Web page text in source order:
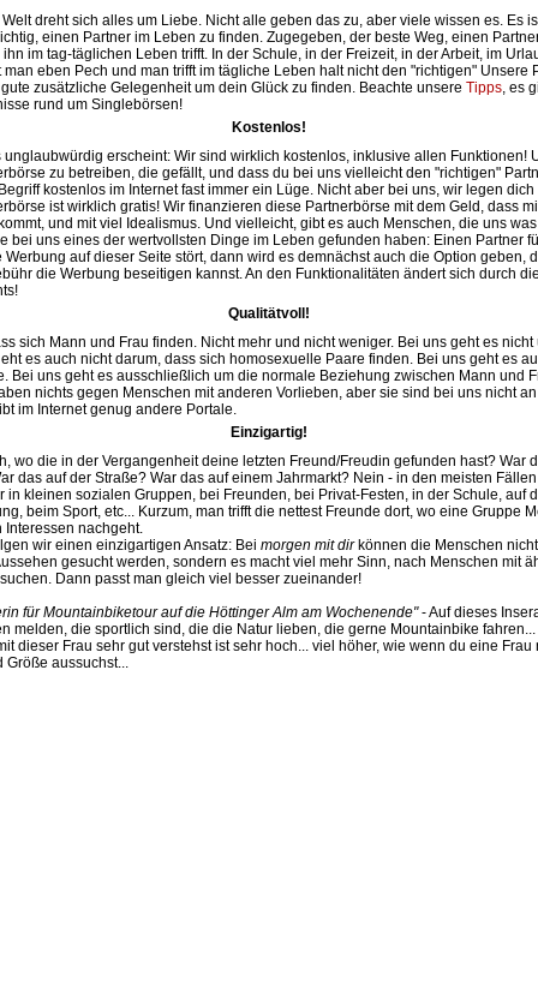
dreht sich alles um Liebe. Nicht alle geben das zu, aber viele wissen es. Es
einen Partner im Leben zu finden. Zugegeben, der beste Weg, einen
im tag-täglichen Leben trifft. In der Schule, in der Freizeit, in der Arbeit, im
man eben Pech und man trifft im tägliche Leben halt nicht den "richtigen" Unsere
zusätzliche Gelegenheit um dein Glück zu finden. Beachte unsere Tipps, es
rund um Singlebörsen!
Kostenlos!
unglaubwürdig erscheint: Wir sind wirklich kostenlos, inklusive allen Funktionen!
zu betreiben, die gefällt, und dass du bei uns vielleicht den "richtigen"
kostenlos im Internet fast immer ein Lüge. Nicht aber bei uns, wir legen
ist wirklich gratis! Wir finanzieren diese Partnerbörse mit dem Geld, dass
und mit viel Idealismus. Und vielleicht, gibt es auch Menschen, die uns
bei uns eines der wertvollsten Dinge im Leben gefunden haben: Einen Partner
Werbung auf dieser Seite stört, dann wird es demnächst auch die Option geben,
die Werbung beseitigen kannst. An den Funktionalitäten ändert sich durch
Qualitätvoll!
sich Mann und Frau finden. Nicht mehr und nicht weniger. Bei uns geht es
es auch nicht darum, dass sich homosexuelle Paare finden. Bei uns geht es
Bei uns geht es ausschließlich um die normale Beziehung zwischen Mann und
nichts gegen Menschen mit anderen Vorlieben, aber sie sind bei uns nicht
im Internet genug andere Portale.
Einzigartig!
wo die in der Vergangenheit deine letzten Freund/Freudin gefunden hast? War
das auf der Straße? War das auf einem Jahrmarkt? Nein - in den meisten
in kleinen sozialen Gruppen, bei Freunden, bei Privat-Festen, in der Schule, auf
beim Sport, etc... Kurzum, man trifft die nettest Freunde dort, wo eine Gruppe
Interessen nachgeht.
wir einen einzigartigen Ansatz: Bei morgen mit dirkönnen die Menschen
gesucht werden, sondern es macht viel mehr Sinn, nach Menschen mit
Dann passt man gleich viel besser zueinander!
für Mountainbiketour auf die Höttinger Alm am Wochenende"- Auf dieses
melden, die sportlich sind, die die Natur lieben, die gerne Mountainbike
dieser Frau sehr gut verstehst ist sehr hoch... viel höher, wie wenn du eine Frau
Größe aussuchst...